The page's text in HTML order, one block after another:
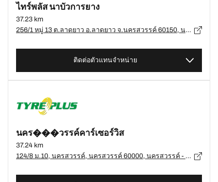
ไทร์พลัส นาบัวการยาง
37.23 km
256/1 หมู่ 13 ต.ลาดยาว อ.ลาดยาว จ.นครสวรรค์ 60150, นครสวรรค์ - 60150
ติดต่อตัวแทนจำหน่าย
นคร���วรรค์คาร์เซอร์วิส
37.24 km
124/8 ม.10, นครสวรรค์, นครสวรรค์ 60000, นครสวรรค์ - 60000